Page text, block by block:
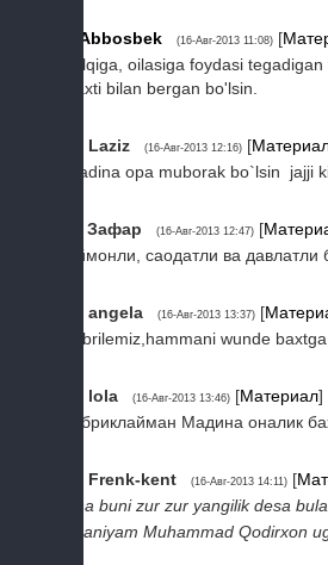
Abbosbek (16-Авг-2013 11:08) [
xalqiga, oilasiga foydasi
Baxti bilan bergan bo'lsin.
Laziz (16-Авг-2013 12:16) [
Madina opa muborak bo`lsin
Зафар (16-Авг-2013 12:47) [
Иймонли, саодатли ва давлатли
angela (16-Авг-2013 13:37) [
Tabrilemiz,hammani wunde
lola (16-Авг-2013 13:46) [Материал]
табриклайман Мадина оналик
Frenk-kent (16-Авг-2013 14:11) [
Ana buni zur zur yangilik desa
Maniyam Muhammad Qodirxon